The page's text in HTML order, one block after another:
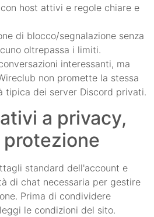
host attivi e regole chiare e
di blocco/segnalazione senza
oltrepassa i limiti.
interessanti, ma
non promette la stessa
tipica dei server Discord privati.
a privacy,
standard dell'account e
di chat necessaria per gestire
Prima di condividere
le condizioni del sito.